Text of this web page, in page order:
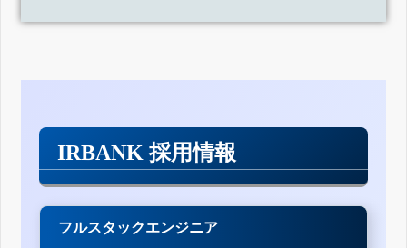
IRBANK 採用情報
フルスタックエンジニア